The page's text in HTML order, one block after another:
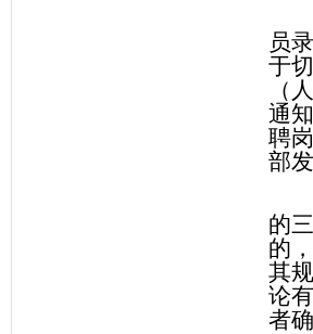
员
于
（
通
聘
部
的
的
其
论
者